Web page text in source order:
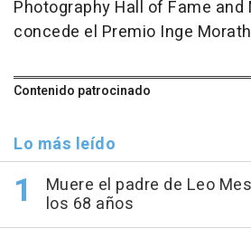
Photography Hall of Fame and
concede el Premio Inge
Contenido patrocinado
Lo más leído
Muere el padre de Leo
los 68 años